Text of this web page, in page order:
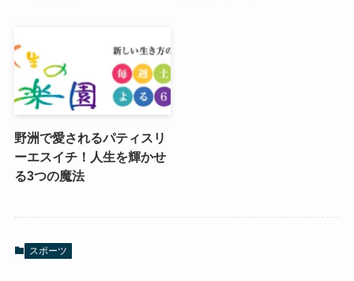
野洲で愛されるパティスリ
ーエスイチ！人生を輝かせ
る3つの魔法
スポーツ